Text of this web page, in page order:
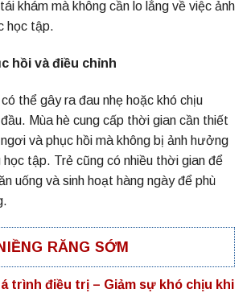
khám mà không cần lo lắng về việc ảnh
học tập.
hồi và điều chỉnh
thể gây ra đau nhẹ hoặc khó chịu
Mùa hè cung cấp thời gian cần thiết
và phục hồi mà không bị ảnh hưởng
tập. Trẻ cũng có nhiều thời gian để
uống và sinh hoạt hàng ngày để phù
RĂNG SỚM
trình điều trị – Giảm sự khó chịu khi